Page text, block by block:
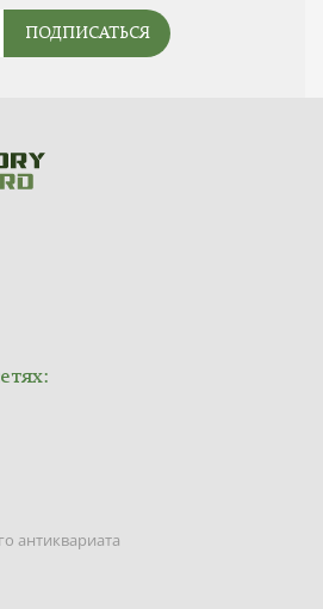
ПОДПИСАТЬСЯ
антиквариата